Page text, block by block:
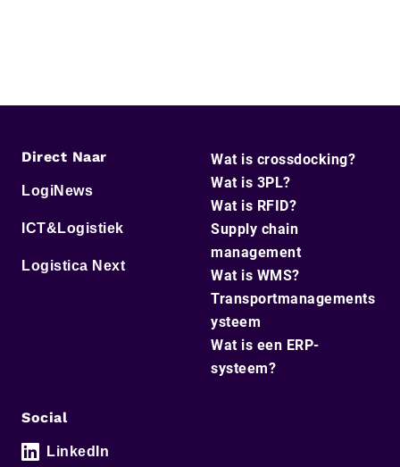
Direct Naar
LogiNews
ICT&Logistiek
Logistica Next
Wat is crossdocking?
Wat is 3PL?
Wat is RFID?
Supply chain
management
Wat is WMS?
Transportmanagements
ysteem
Wat is een ERP-
systeem?
Social
LinkedIn